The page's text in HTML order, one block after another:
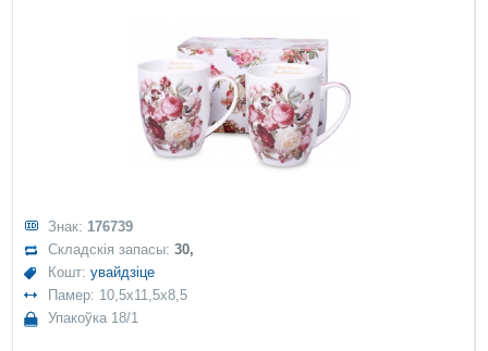
Знак: 176739
Складскія запасы:30,
Кошт:увайдзіце
Памер: 10,5x11,5x8,5
Упакоўка 18/1